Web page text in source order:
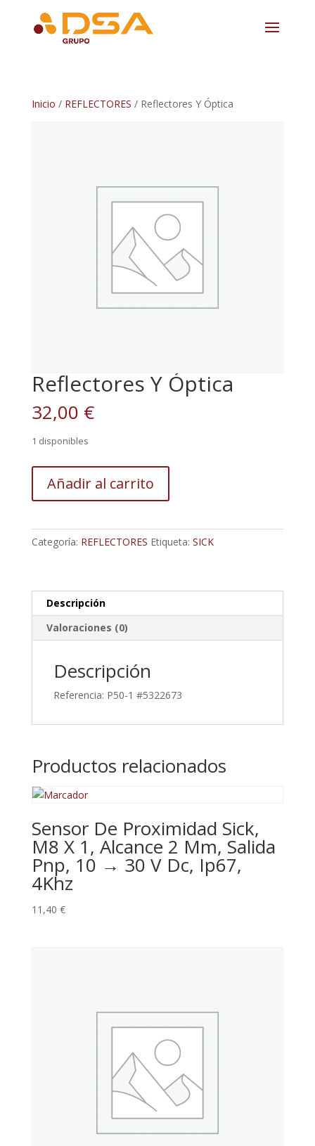
Inicio / REFLECTORES / Reflectores Y Óptica
Reflectores Y Óptica
32,00 €
1 disponibles
Añadir al carrito
Categoría: REFLECTORES Etiqueta: SICK
Descripción
Valoraciones (0)
Descripción
Referencia: P50-1 #5322673
Productos relacionados
Sensor De Proximidad Sick,
M8 X 1, Alcance 2 Mm, Salida
Pnp, 10 → 30 V Dc, Ip67,
4Khz
11,40 €